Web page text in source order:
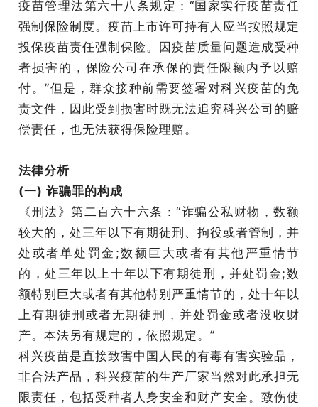
疫苗管理法第六十八条规定：“国家实行疫苗责任
强制保险制度。疫苗上市许可持有人应当按照规定
投保疫苗责任强制保险。因疫苗质量问题造成受种
者损害的，保险公司在承保的责任限额内予以赔
付。”但是，群众接种前需要签署对科兴疫苗的免
责文件，因此受到损害时既无法追究科兴公司的赔
偿责任，也无法获得保险理赔。
法律分析
(一) 诈骗罪的构成
《刑法》第二百六十六条：“诈骗公私财物，数额
较大的，处三年以下有期徒刑、拘役或者管制，并
处或者单处罚金;数额巨大或者有其他严重情节
的，处三年以上十年以下有期徒刑，并处罚金;数
额特别巨大或者有其他特别严重情节的，处十年以
上有期徒刑或者无期徒刑，并处罚金或者没收财
产。本法另有规定的，依照规定。”
科兴疫苗是直接致害中国人民的有毒有害实验品，
非合法产品，科兴疫苗的生产厂家当然对此承担无
限责任，包括受种者人身安全和财产安全。致伤使